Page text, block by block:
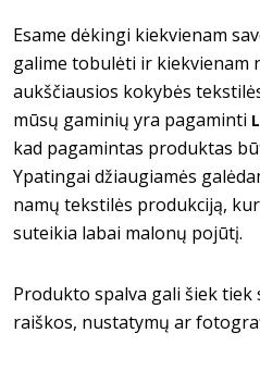
Esame dėkingi kiekvienam
galime tobulėti ir kiekvienam
aukščiausios kokybės
mūsų gaminių yra pagaminti
kad pagamintas produktas
Ypatingai džiaugiamės
namų tekstilės produkciją,
suteikia labai malonų pojūtį.
Produkto spalva gali šiek
raiškos, nustatymų ar